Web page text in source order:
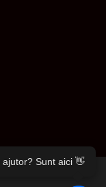
Sunt aici 👋